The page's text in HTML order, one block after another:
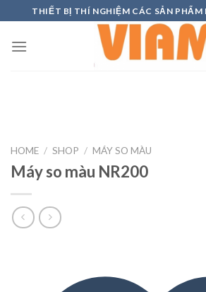
to
content
THIẾT BỊ THÍ NGHIỆM CÁC SẢN PHẨM
HOME / SHOP / MÁY SO MÀU
Máy so màu NR200